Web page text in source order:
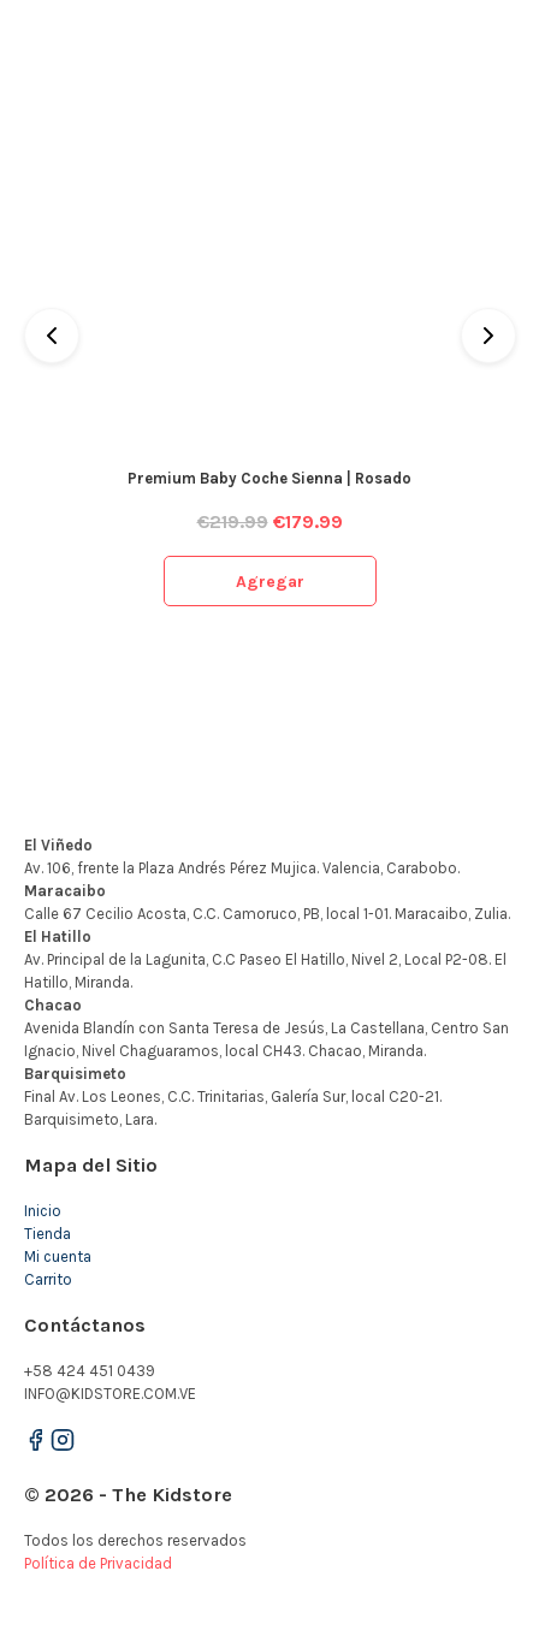
Premium Baby Coche Sienna | Rosado
€219.99 €179.99
Agregar
Mapa del Sitio
Inicio
Tienda
Mi cuenta
Carrito
Contáctanos
+58 424 451 0439
INFO@KIDSTORE.COM.VE
© 2026 - The Kidstore
Todos los derechos reservados
Política de Privacidad